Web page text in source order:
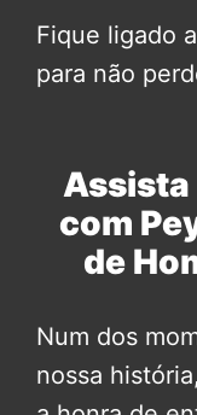
Fique ligado
para não
com
de
Num dos
nossa